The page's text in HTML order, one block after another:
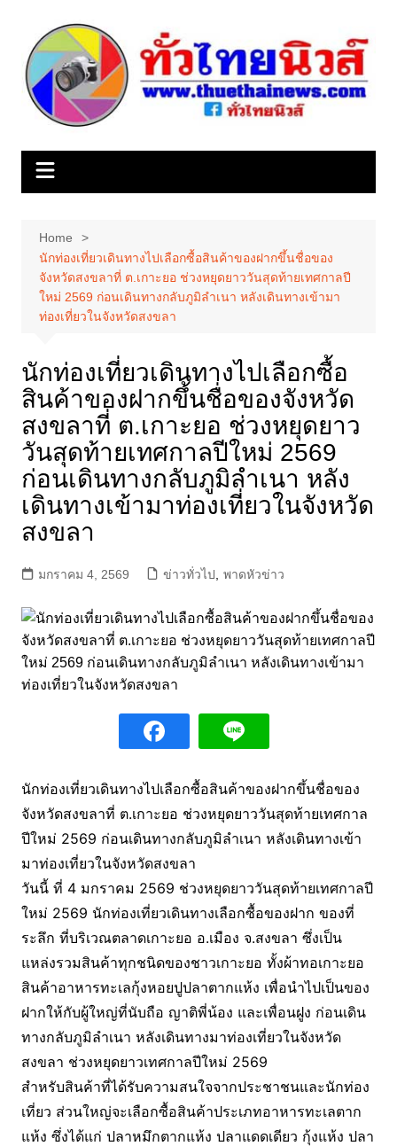
content
Home
นักท่องเที่ยวเดินทางไปเลือกซื้อสินค้าของฝากขึ้นชื่อของ
จังหวัดสงขลาที่ ต.เกาะยอ ช่วงหยุดยาววันสุดท้ายเทศกาลปี
ใหม่ 2569 ก่อนเดินทางกลับภูมิลำเนา หลังเดินทางเข้ามา
ท่องเที่ยวในจังหวัดสงขลา
นักท่องเที่ยวเดินทางไปเลือกซื้อ
สินค้าของฝากขึ้นชื่อของจังหวัด
สงขลาที่ ต.เกาะยอ ช่วงหยุดยาว
วันสุดท้ายเทศกาลปีใหม่ 2569
ก่อนเดินทางกลับภูมิลำเนา หลัง
เดินทางเข้ามาท่องเที่ยวในจังหวัด
สงขลา
มกราคม 4, 2569 ข่าวทั่วไป พาดหัวข่าว
นักท่องเที่ยวเดินทางไปเลือกซื้อสินค้าของฝากขึ้นชื่อของ
จังหวัดสงขลาที่ ต.เกาะยอ ช่วงหยุดยาววันสุดท้ายเทศกาล
ปีใหม่ 2569 ก่อนเดินทางกลับภูมิลำเนา หลังเดินทางเข้า
มาท่องเที่ยวในจังหวัดสงขลา
วันนี้ ที่ 4 มกราคม 2569 ช่วงหยุดยาววันสุดท้ายเทศกาลปี
ใหม่ 2569 นักท่องเที่ยวเดินทางเลือกซื้อของฝาก ของที่
ระลึก ที่บริเวณตลาดเกาะยอ อ.เมือง จ.สงขลา ซึ่งเป็น
แหล่งรวมสินค้าทุกชนิดของชาวเกาะยอ ทั้งผ้าทอเกาะยอ
สินค้าอาหารทะเลกุ้งหอยปูปลาตากแห้ง เพื่อนำไปเป็นของ
ฝากให้กับผู้ใหญ่ที่นับถือ ญาติพี่น้อง และเพื่อนฝูง ก่อนเดิน
ทางกลับภูมิลำเนา หลังเดินทางมาท่องเที่ยวในจังหวัด
สงขลา ช่วงหยุดยาวเทศกาลปีใหม่ 2569
สำหรับสินค้าที่ได้รับความสนใจจากประชาชนและนักท่อง
เที่ยว ส่วนใหญ่จะเลือกซื้อสินค้าประเภทอาหารทะเลตาก
แห้ง ซึ่งได้แก่ ปลาหมึกตากแห้ง ปลาแดดเดียว กุ้งแห้ง ปลา